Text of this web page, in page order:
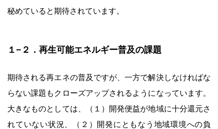
秘めていると期待されています。
１−２．再生可能エネルギー普及の課題
期待される再エネの普及ですが、一方で解決しなければな
らない課題もクローズアップされるようになっています。
大きなものとしては、（１）開発便益が地域に十分還元さ
れていない状況、（２）開発にともなう地域環境への負